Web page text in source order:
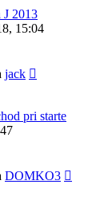
J 2013
15:04
jack
pri starte
DOMKO3